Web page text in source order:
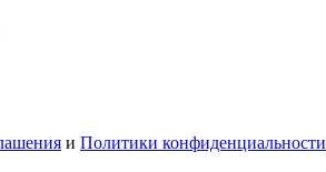
и Политики конфиденциальности